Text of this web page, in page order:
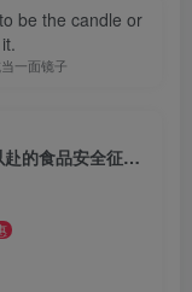
be the candle or
一面镜子
试毒小组 ：20世纪之交一位化学家全力以赴的食品安全征战 （epub+mobi+azw3+pdf）